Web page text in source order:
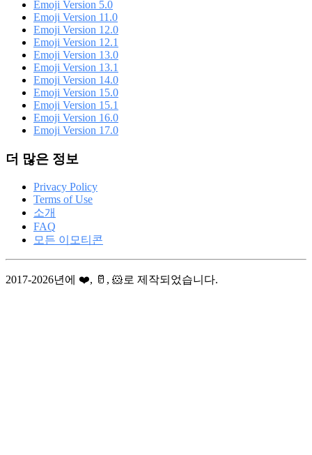
Emoji Version 5.0
Emoji Version 11.0
Emoji Version 12.0
Emoji Version 12.1
Emoji Version 13.0
Emoji Version 13.1
Emoji Version 14.0
Emoji Version 15.0
Emoji Version 15.1
Emoji Version 16.0
Emoji Version 17.0
더 많은 정보
Privacy Policy
Terms of Use
소개
FAQ
모든 이모티콘
2017-2026년에 ❤️, 🥛, 🐹로 제작되었습니다.